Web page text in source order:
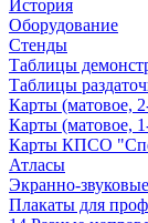
История
Оборудование
Стенды
Таблицы
Таблицы
Карты (матовое,
Карты (матовое,
Карты КПСО
Атласы
Экранно-
Плакаты для